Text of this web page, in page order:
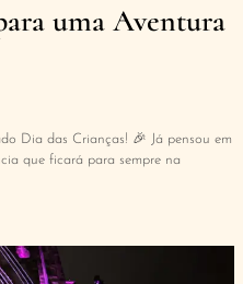
uma Aventura
Dia das Crianças! 🎉 Já pensou em
que ficará para sempre na